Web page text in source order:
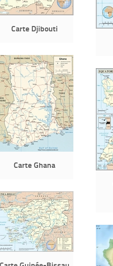
Carte Djibouti
Carte Ghana